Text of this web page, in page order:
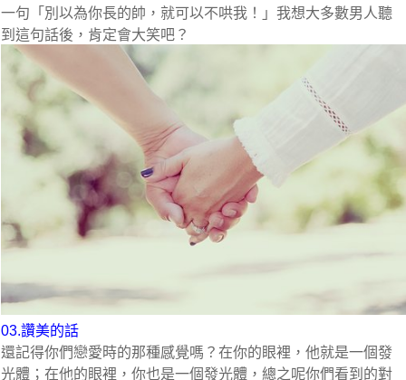
一句「別以為你長的帥，就可以不哄我！」我想大多數男人聽
到這句話後，肯定會大笑吧？
03.讚美的話
還記得你們戀愛時的那種感覺嗎？在你的眼裡，他就是一個發
光體；在他的眼裡，你也是一個發光體，總之呢你們看到的對